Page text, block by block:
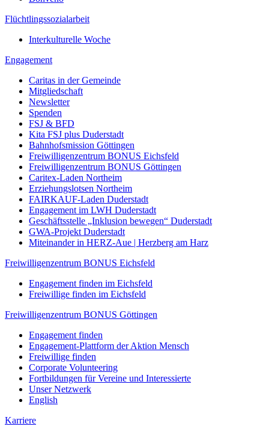
Flüchtlingssozialarbeit
Interkulturelle Woche
Engagement
Caritas in der Gemeinde
Mitgliedschaft
Newsletter
Spenden
FSJ & BFD
Kita FSJ plus Duderstadt
Bahnhofsmission Göttingen
Freiwilligenzentrum BONUS Eichsfeld
Freiwilligenzentrum BONUS Göttingen
Caritex-Laden Northeim
Erziehungslotsen Northeim
FAIRKAUF-Laden Duderstadt
Engagement im LWH Duderstadt
Geschäftsstelle „Inklusion bewegen“ Duderstadt
GWA-Projekt Duderstadt
Miteinander in HERZ-Aue | Herzberg am Harz
Freiwilligenzentrum BONUS Eichsfeld
Engagement finden im Eichsfeld
Freiwillige finden im Eichsfeld
Freiwilligenzentrum BONUS Göttingen
Engagement finden
Engagement-Plattform der Aktion Mensch
Freiwillige finden
Corporate Volunteering
Fortbildungen für Vereine und Interessierte
Unser Netzwerk
English
Karriere